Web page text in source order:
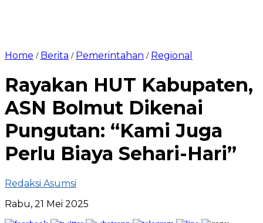
Home / Berita / Pemerintahan / Regional
Rayakan HUT Kabupaten,
ASN Bolmut Dikenai
Pungutan: “Kami Juga
Perlu Biaya Sehari-Hari”
Redaksi Asumsi
Rabu, 21 Mei 2025